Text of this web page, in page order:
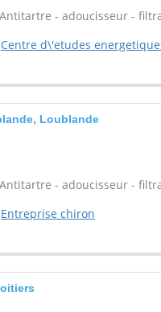
- adoucisseur -
Centre d\'etudes
Loublande
- adoucisseur -
Entreprise chiron